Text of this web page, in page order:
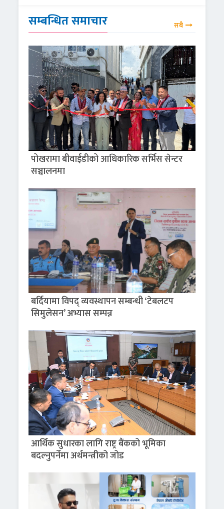
सम्बन्धित समाचार सबै
पोखरामा बीवाईडीको आधिकारिक सर्भिस सेन्टर
सञ्चालनमा
बर्दियामा विपद् व्यवस्थापन सम्बन्धी ‘टेबलटप
सिमुलेसन’ अभ्यास सम्पन्न
आर्थिक सुधारका लागि राष्ट्र बैंकको भूमिका
बदल्नुपर्नेमा अर्थमन्त्रीको जोड